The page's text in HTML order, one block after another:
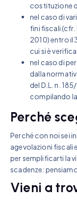
costituzione
nel caso di
fini fiscali (cfr.
2010) entro il
cui si è
nel caso di
dalla
del D.L. n.
compilando la
Perché
Perché con noi sei
agevolazioni fiscali
per semplificarti la
scadenze:
Vieni a